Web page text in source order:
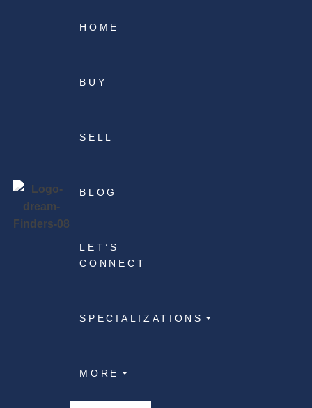
HOME
BUY
SELL
BLOG
LET’S
CONNECT
SPECIALIZATIONS
MORE